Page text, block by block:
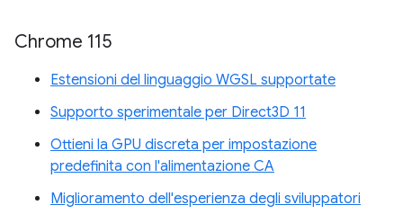
Chrome 115
Estensioni del linguaggio WGSL supportate
Supporto sperimentale per Direct3D 11
Ottieni la GPU discreta per impostazione
predefinita con l'alimentazione CA
Miglioramento dell'esperienza degli sviluppatori